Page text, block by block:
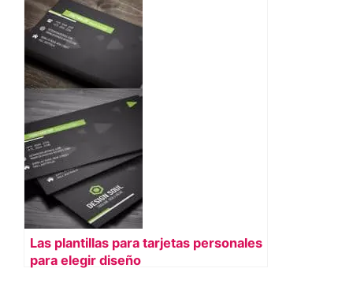
Las plantillas para tarjetas personales
para elegir diseño